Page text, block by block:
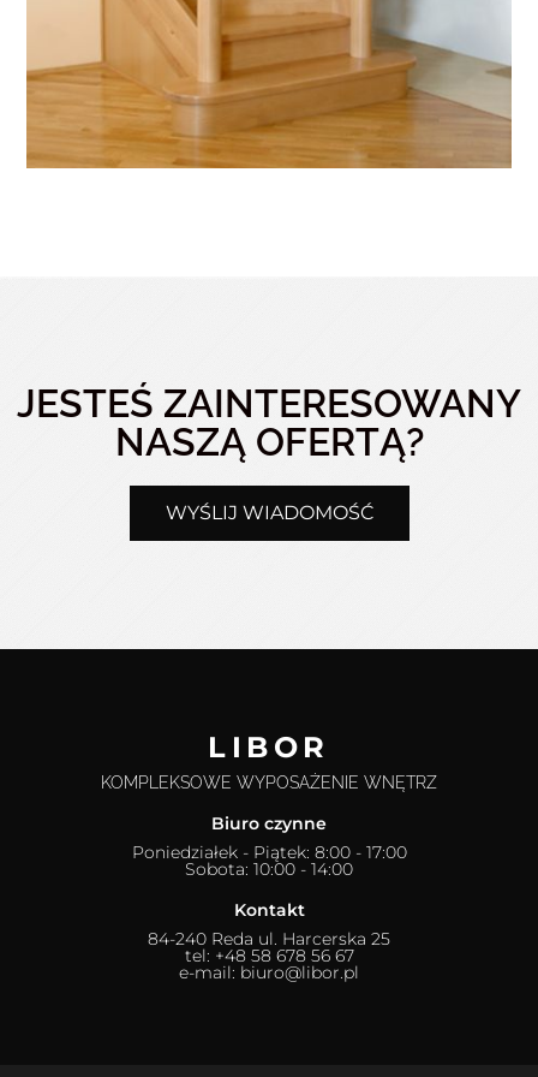
JESTEŚ ZAINTERESOWANY
NASZĄ OFERTĄ?
WYŚLIJ WIADOMOŚĆ
LIBOR
KOMPLEKSOWE WYPOSAŻENIE WNĘTRZ
Biuro czynne
Poniedziałek - Piątek: 8:00 - 17:00
Sobota: 10:00 - 14:00
Kontakt
84-240 Reda ul. Harcerska 25
tel: +48 58 678 56 67
e-mail: biuro@libor.pl